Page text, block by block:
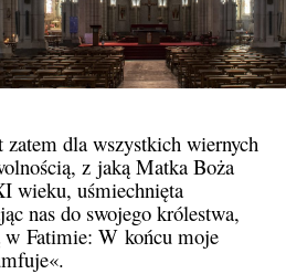
zatem dla wszystkich wiernych
z jaką Matka Boża
wieku, uśmiechnięta
nas do swojego królestwa,
w Fatimie: W końcu moje